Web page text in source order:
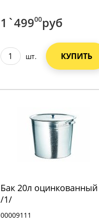
1`49900руб
шт. КУПИТЬ
Бак 20л оцинкованный
/1/
00009111